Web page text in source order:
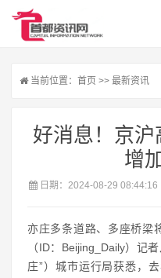
当前位置： 首页 >> 最新资讯
好消息！京
增
日期：2024-08-29 08:44:16
亦庄多条道路、多座桥梁
（ID：Beijing_Daily）记
庄”）城市运行局获悉，